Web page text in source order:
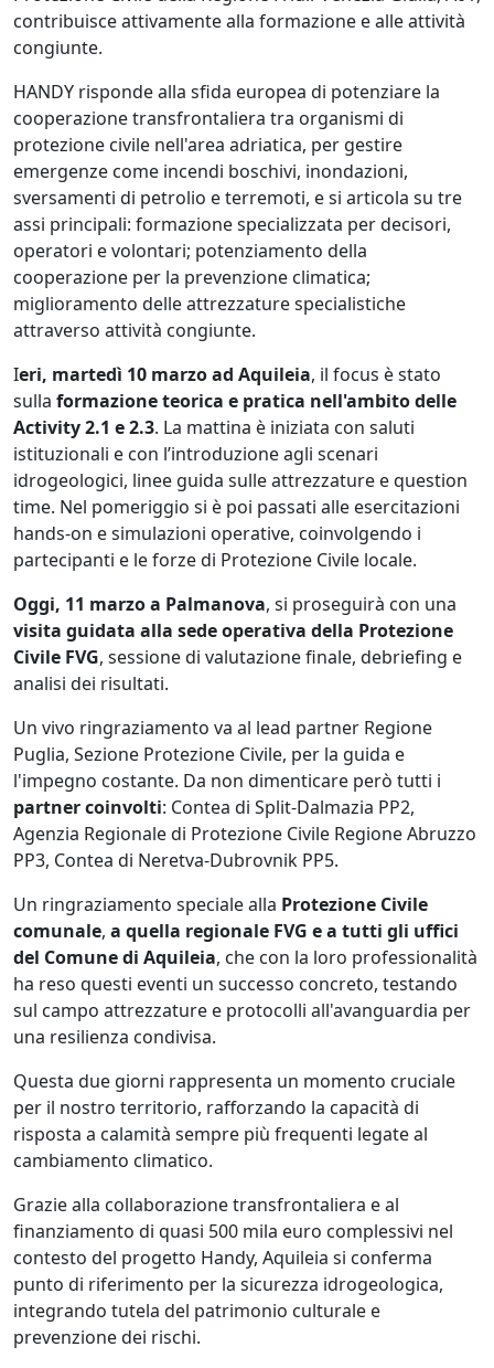
contribuisce attivamente alla formazione e alle attività
congiunte.
HANDY risponde alla sfida europea di potenziare la
cooperazione transfrontaliera tra organismi di
protezione civile nell'area adriatica, per gestire
emergenze come incendi boschivi, inondazioni,
sversamenti di petrolio e terremoti, e si articola su tre
assi principali: formazione specializzata per decisori,
operatori e volontari; potenziamento della
cooperazione per la prevenzione climatica;
miglioramento delle attrezzature specialistiche
attraverso attività congiunte.
Ieri, martedì 10 marzo ad Aquileia, il focus è stato
sulla formazione teorica e pratica nell'ambito delle
Activity 2.1 e 2.3. La mattina è iniziata con saluti
istituzionali e con l’introduzione agli scenari
idrogeologici, linee guida sulle attrezzature e question
time. Nel pomeriggio si è poi passati alle esercitazioni
hands-on e simulazioni operative, coinvolgendo i
partecipanti e le forze di Protezione Civile locale.
Oggi, 11 marzo a Palmanova, si proseguirà con una
visita guidata alla sede operativa della Protezione
Civile FVG, sessione di valutazione finale, debriefing e
analisi dei risultati.
Un vivo ringraziamento va al lead partner Regione
Puglia, Sezione Protezione Civile, per la guida e
l'impegno costante. Da non dimenticare però tutti i
partner coinvolti: Contea di Split-Dalmazia PP2,
Agenzia Regionale di Protezione Civile Regione Abruzzo
PP3, Contea di Neretva-Dubrovnik PP5.
Un ringraziamento speciale alla Protezione Civile
comunale, a quella regionale FVG e a tutti gli uffici
del Comune di Aquileia, che con la loro professionalità
ha reso questi eventi un successo concreto, testando
sul campo attrezzature e protocolli all'avanguardia per
una resilienza condivisa.
Questa due giorni rappresenta un momento cruciale
per il nostro territorio, rafforzando la capacità di
risposta a calamità sempre più frequenti legate al
cambiamento climatico.
Grazie alla collaborazione transfrontaliera e al
finanziamento di quasi 500 mila euro complessivi nel
contesto del progetto Handy, Aquileia si conferma
punto di riferimento per la sicurezza idrogeologica,
integrando tutela del patrimonio culturale e
prevenzione dei rischi.